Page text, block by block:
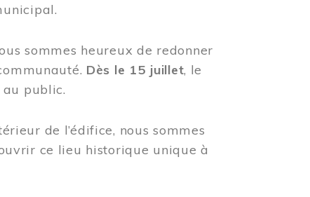
sommes heureux de redonner
Dès le 15 juillet, le
public.
de l’édifice, nous sommes
ce lieu historique unique à